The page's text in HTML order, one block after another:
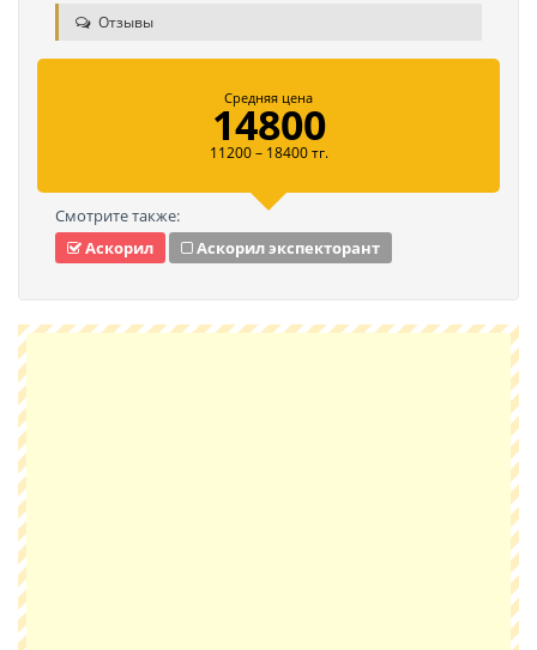
Отзывы
Средняя цена
14800
11200 – 18400 тг.
Смотрите также:
Аскорил
Аскорил экспекторант